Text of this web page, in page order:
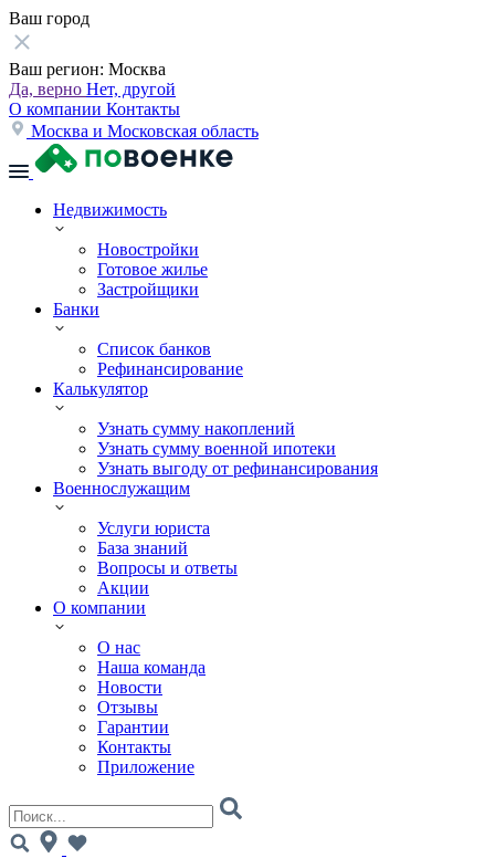
Ваш город
Ваш регион: Москва
Да, верно Нет, другой
О компании Контакты
Москва и Московская область
Недвижимость
Новостройки
Готовое жилье
Застройщики
Банки
Список банков
Рефинансирование
Калькулятор
Узнать сумму накоплений
Узнать сумму военной ипотеки
Узнать выгоду от рефинансирования
Военнослужащим
Услуги юриста
База знаний
Вопросы и ответы
Акции
О компании
О нас
Наша команда
Новости
Отзывы
Гарантии
Контакты
Приложение